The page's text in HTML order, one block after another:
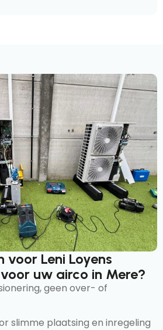
voor Leni Loyens
uw airco in Mere?
geen over- of
slimme plaatsing en inregeling